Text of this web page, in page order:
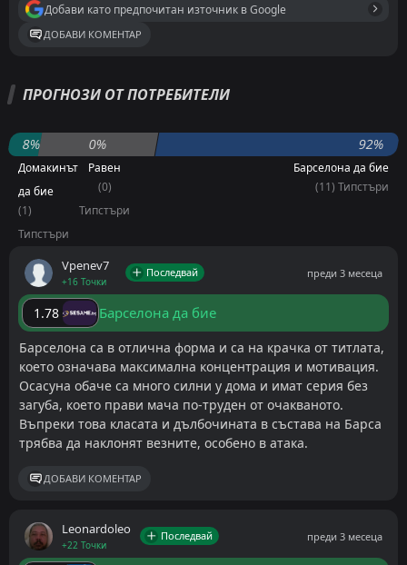
Добави като предпочитан източник в Google
ДОБАВИ КОМЕНТАР
ПРОГНОЗИ ОТ ПОТРЕБИТЕЛИ
8% 0% 92%
Домакинът
да бие
(1)
Типстъри
Равен
(0)
Типстъри
Барселона да бие
(11) Типстъри
Vpenev7
+16 Точки
Последвай преди 3 месеца
1.78 Барселона да бие
Барселона са в отлична форма и са на крачка от титлата,
което означава максимална концентрация и мотивация.
Осасуна обаче са много силни у дома и имат серия без
загуба, което прави мача по-труден от очакваното.
Въпреки това класата и дълбочината в състава на Барса
трябва да наклонят везните, особено в атака.
ДОБАВИ КОМЕНТАР
Leonardoleo
+22 Точки
Последвай преди 3 месеца